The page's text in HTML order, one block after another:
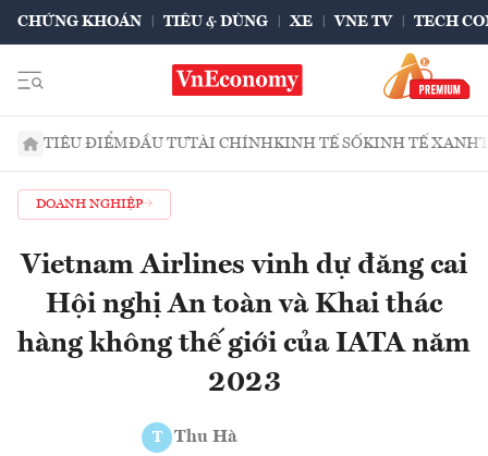
CHỨNG KHOÁN TIÊU & DÙNG XE VNE TV TECH
TIÊU ĐIỂMĐẦU TƯTÀI CHÍNHKINH TẾ SỐKINH TẾ XANH
DOANH NGHIỆP
Vietnam Airlines vinh dự đăng cai
Hội nghị An toàn và Khai thác
hàng không thế giới của IATA năm
2023
T Thu Hà